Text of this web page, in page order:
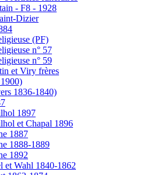
- F8 - 1928
Dizier
(PF)
n° 57
n° 59
et Viry frères
1836-1840)
1897
et Chapal 1896
1887
1888-1889
1892
et Wahl 1840-1862